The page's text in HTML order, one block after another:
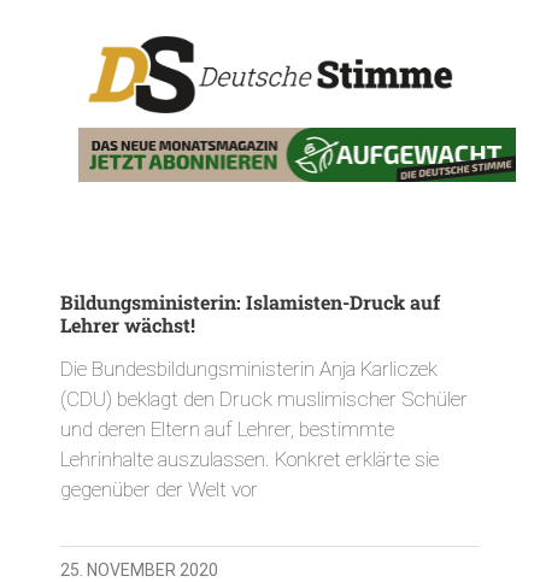
Bildungsministerin: Islamisten-Druck auf
Lehrer wächst!
Die Bundesbildungsministerin Anja Karliczek
(CDU) beklagt den Druck muslimischer Schüler
und deren Eltern auf Lehrer, bestimmte
Lehrinhalte auszulassen. Konkret erklärte sie
gegenüber der Welt vor
25. NOVEMBER 2020